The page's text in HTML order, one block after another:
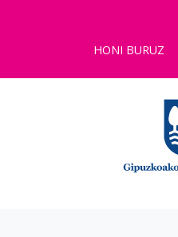
HONI BURUZ